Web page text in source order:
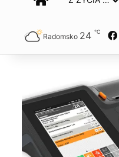
Radomsko 24 ℃